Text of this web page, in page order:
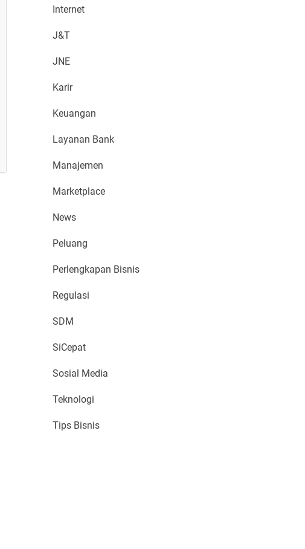
Internet
J&T
JNE
Karir
Keuangan
Layanan Bank
Manajemen
Marketplace
News
Peluang
Perlengkapan Bisnis
Regulasi
SDM
SiCepat
Sosial Media
Teknologi
Tips Bisnis